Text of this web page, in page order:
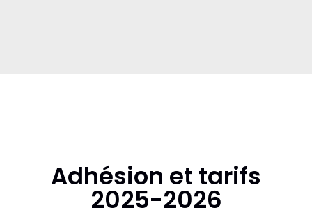
Adhésion et tarifs
2025-2026